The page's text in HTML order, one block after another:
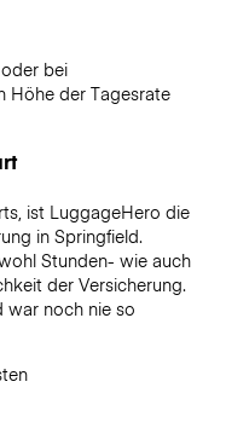
bei
Höhe der Tagesrate
ist LuggageHero die
in Springfield.
Stunden- wie auch
der Versicherung.
war noch nie so